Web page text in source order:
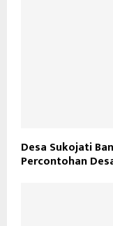
Desa Sukojati
Percontohan